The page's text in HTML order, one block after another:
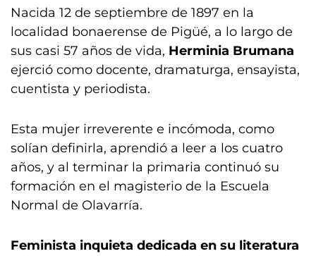
Nacida 12 de septiembre de 1897 en la
localidad bonaerense de Pigüé, a lo largo de
sus casi 57 años de vida, Herminia Brumana
ejerció como docente, dramaturga, ensayista,
cuentista y periodista.
Esta mujer irreverente e incómoda, como
solían definirla, aprendió a leer a los cuatro
años, y al terminar la primaria continuó su
formación en el magisterio de la Escuela
Normal de Olavarría.
Feminista inquieta dedicada en su literatura